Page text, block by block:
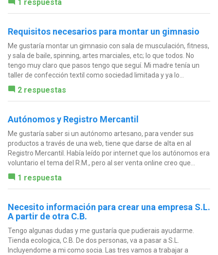
1 respuesta
Requisitos necesarios para montar un gimnasio
Me gustaría montar un gimnasio con sala de musculación, fitness,
y sala de baile, spinning, artes marciales, etc; lo que todos. No
tengo muy claro que pasos tengo que seguí. Mi madre tenía un
taller de confección textil como sociedad limitada y ya lo...
2 respuestas
Autónomos y Registro Mercantil
Me gustaría saber si un autónomo artesano, para vender sus
productos a través de una web, tiene que darse de alta en al
Registro Mercantil. Había leído por internet que los autónomos era
voluntario el tema del R.M., pero al ser venta online creo que...
1 respuesta
Necesito información para crear una empresa S.L.
A partir de otra C.B.
Tengo algunas dudas y me gustaría que pudierais ayudarme.
Tienda ecologica, C.B. De dos personas, va a pasar a S.L.
Incluyendome a mi como socia. Las tres vamos a trabajar a